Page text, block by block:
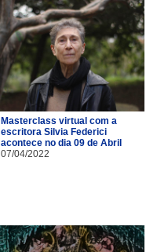
Masterclass virtual com a
escritora Silvia Federici
acontece no dia 09 de Abril
07/04/2022